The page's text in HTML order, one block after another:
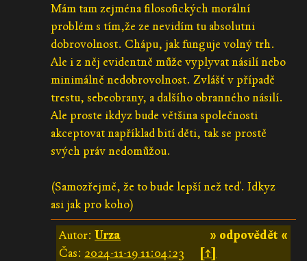
Mám tam zejména filosofických morální
problém s tím,že ze nevidím tu absolutni
dobrovolnost. Chápu, jak funguje volný trh.
Ale i z něj evidentně může vyplyvat násilí nebo
minimálně nedobrovolnost. Zvlášť v případě
trestu, sebeobrany, a dalšího obranného násilí.
Ale proste ikdyz bude většina společnosti
akceptovat například bití děti, tak se prostě
svých práv nedomůžou.
(Samozřejmě, že to bude lepší než teď. Idkyz
asi jak pro koho)
» odpovědět «
Autor:Urza
Čas: 2024-11-19 11:04:23
[↑]